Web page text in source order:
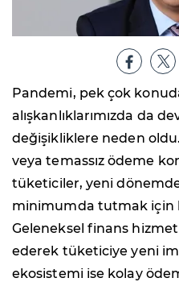
Pandemi, pek çok
alışkanlıklarımızda da
değişikliklere neden
veya temassız ödeme
tüketiciler, yeni
minimumda tutmak için
Geleneksel finans
ederek tüketiciye yeni
ekosistemi ise kolay